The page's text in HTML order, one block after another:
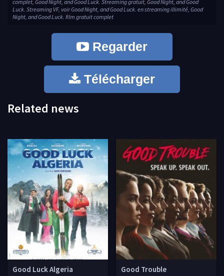
complet, Good Night, and Good Luck. Streaming gratuit, Good Night, and Good
Luck. Streaming VF, voir Good Night, and Good Luck. en streaming illimité, Good
Night, and Good Luck. film gratuit complet
Regarder
Télécharger
Related news
Good Luck Algeria Good Trouble